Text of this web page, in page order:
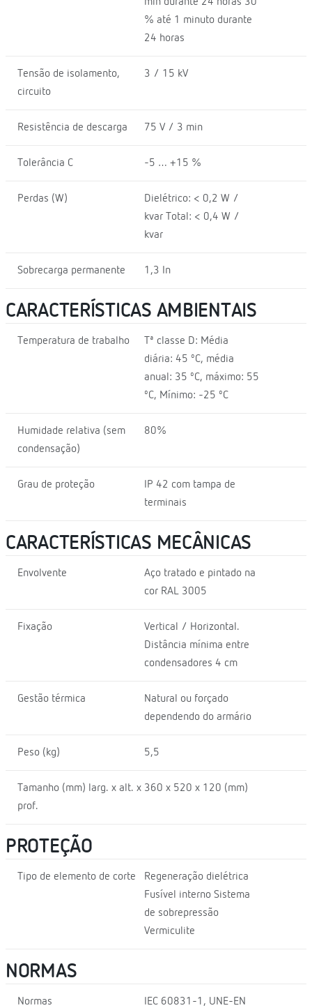
% até 1 minuto durante
24 horas
Tensão de isolamento,
circuito
3 / 15 kV
Resistência de descarga 75 V / 3 min
Tolerância C -5 … +15 %
Perdas (W)
Dielétrico: < 0,2 W /
kvar Total: < 0,4 W /
kvar
Sobrecarga permanente 1,3 In
CARACTERÍSTICAS AMBIENTAIS
Temperatura de trabalho
Tª classe D: Média
diária: 45 ºC, média
anual: 35 ºC, máximo: 55
ºC, Mínimo: -25 ºC
Humidade relativa (sem
condensação)
80%
Grau de proteção
IP 42 com tampa de
terminais
CARACTERÍSTICAS MECÂNICAS
Envolvente
Aço tratado e pintado na
cor RAL 3005
Fixação
Vertical / Horizontal.
Distância mínima entre
condensadores 4 cm
Gestão térmica
Natural ou forçado
dependendo do armário
Peso (kg) 5,5
Tamanho (mm) larg. x alt. x
prof.
360 x 520 x 120 (mm)
PROTEÇÃO
Tipo de elemento de corte
Regeneração dielétrica
Fusível interno Sistema
de sobrepressão
Vermiculite
NORMAS
Normas
IEC 60831-1, UNE-EN